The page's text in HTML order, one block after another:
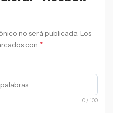
no será publicada. Los
con *
0 / 100